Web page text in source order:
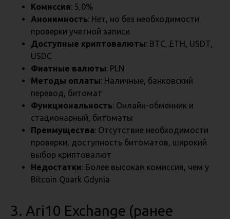
Комиссия: 5,0%
Анонимность: Нет, но без необходимости
проверки учетной записи
Доступные криптовалюты: BTC, ETH, USDT,
USDC
Фиатные валюты: PLN
Методы оплаты: Наличные, банковский
перевод, битомат
Функциональность: Онлайн-обменник и
стационарный, битоматы
Преимущества: Отсутствие необходимости
проверки, доступность битоматов, широкий
выбор криптовалют
Недостатки: Более высокая комиссия, чем у
Bitcoin Quark Gdynia
3. Ari10 Exchange (ранее